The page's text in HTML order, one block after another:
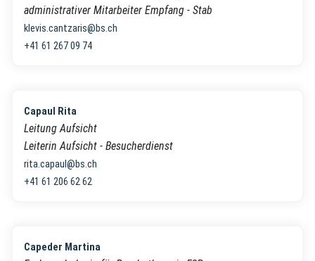
administrativer Mitarbeiter Empfang - Stab
klevis.cantzaris@bs.ch
+41 61 267 09 74
Capaul Rita
Leitung Aufsicht
Leiterin Aufsicht - Besucherdienst
rita.capaul@bs.ch
+41 61 206 62 62
Capeder Martina